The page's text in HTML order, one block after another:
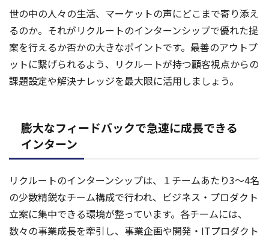
世の中の人々の生活、マーケットの声にどこまで寄り添え
るのか。それがリクルートのインターンシップで優れた提
案を行えるか否かの大きなポイントです。最善のアウトプ
ットに繋げられるよう、リクルートが持つ顧客視点からの
課題設定や解決ナレッジを最大限に活用しましょう。
膨大なフィードバックで急速に成長できる
インターン
リクルートのインターンシップは、１チームあたり3〜4名
の少数精鋭なチーム構成で行われ、ビジネス・プロダクト
立案に集中できる環境が整っています。各チームには、
数々の事業成長を牽引し、事業企画や開発・ITプロダクト